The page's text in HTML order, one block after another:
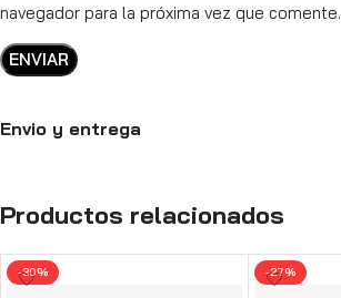
navegador para la próxima vez que comente.
Envio y entrega
Productos relacionados
-30% -27%